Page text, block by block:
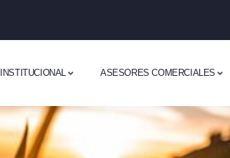
INSTITUCIONAL ASESORES COMERCIALES